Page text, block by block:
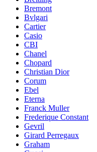
Bremont
Bvlgari
Cartier
Casio
CBI
Chanel
Chopard
Christian Dior
Corum
Ebel
Eterna
Franck Muller
Frederique Constant
Gevril
Girard Perregaux
Graham